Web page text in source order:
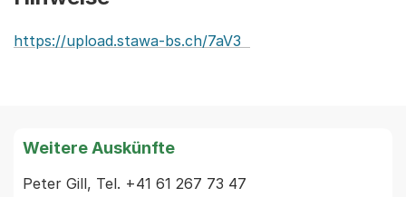
https://upload.stawa-bs.ch/7aV3
Weitere Auskünfte
Peter Gill, Tel. +41 61 267 73 47